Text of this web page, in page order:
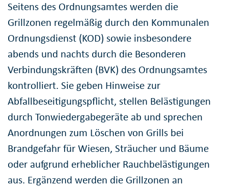
Seitens des Ordnungsamtes werden die
Grillzonen regelmäßig durch den Kommunalen
Ordnungsdienst (KOD) sowie insbesondere
abends und nachts durch die Besonderen
Verbindungskräften (BVK) des Ordnungsamtes
kontrolliert. Sie geben Hinweise zur
Abfallbeseitigungspflicht, stellen Belästigungen
durch Tonwiedergabegeräte ab und sprechen
Anordnungen zum Löschen von Grills bei
Brandgefahr für Wiesen, Sträucher und Bäume
oder aufgrund erheblicher Rauchbelästigungen
aus. Ergänzend werden die Grillzonen an